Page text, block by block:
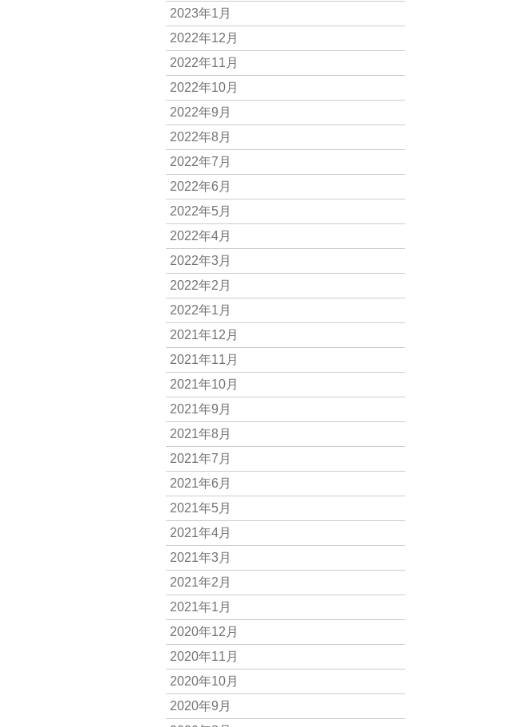
2023年1月
2022年12月
2022年11月
2022年10月
2022年9月
2022年8月
2022年7月
2022年6月
2022年5月
2022年4月
2022年3月
2022年2月
2022年1月
2021年12月
2021年11月
2021年10月
2021年9月
2021年8月
2021年7月
2021年6月
2021年5月
2021年4月
2021年3月
2021年2月
2021年1月
2020年12月
2020年11月
2020年10月
2020年9月